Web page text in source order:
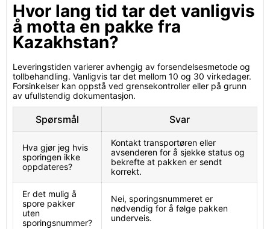
Hvor lang tid tar det vanligvis
å motta en pakke fra
Kazakhstan?
Leveringstiden varierer avhengig av forsendelsesmetode og
tollbehandling. Vanligvis tar det mellom 10 og 30 virkedager.
Forsinkelser kan oppstå ved grensekontroller eller på grunn
av ufullstendig dokumentasjon.
Spørsmål Svar
Hva gjør jeg hvis
sporingen ikke
oppdateres?
Kontakt transportøren eller
avsenderen for å sjekke status og
bekrefte at pakken er sendt
korrekt.
Er det mulig å
spore pakker
uten
sporingsnummer?
Nei, sporingsnummeret er
nødvendig for å følge pakken
underveis.